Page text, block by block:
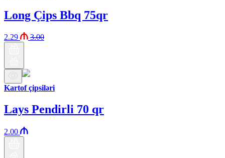
Long Çips Bbq 75qr
2.29 3.00
Kartof çipsiləri
Lays Pendirli 70 qr
2.00